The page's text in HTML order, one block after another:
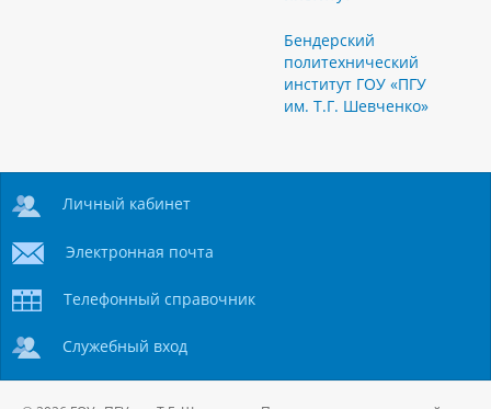
Бендерский
политехнический
институт ГОУ «ПГУ
им. Т.Г. Шевченко»
Личный кабинет
Электронная почта
Телефонный справочник
Служебный вход